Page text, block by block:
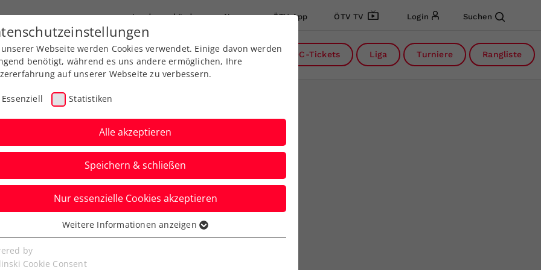
Landesverbände News ÖTV App ÖTV TV Login Suchen
Ausbildung Services Über uns DC-Tickets Liga Turniere Rangliste
zwei
ÖTV-Asse spielen
Webseite werden Cookies verwendet. Einige davon werden
benötigt, während es uns andere ermöglichen, Ihre
auf unserer Webseite zu verbessern.
Essenziell Statistiken
Alle akzeptieren
Speichern & schließen
Nur essenzielle Cookies akzeptieren
Cookies werden für grundlegende Funktionen der
benötigt. Dadurch ist gewährleistet, dass die Webseite
Weitere Informationen anzeigen
by
Cookie Consent